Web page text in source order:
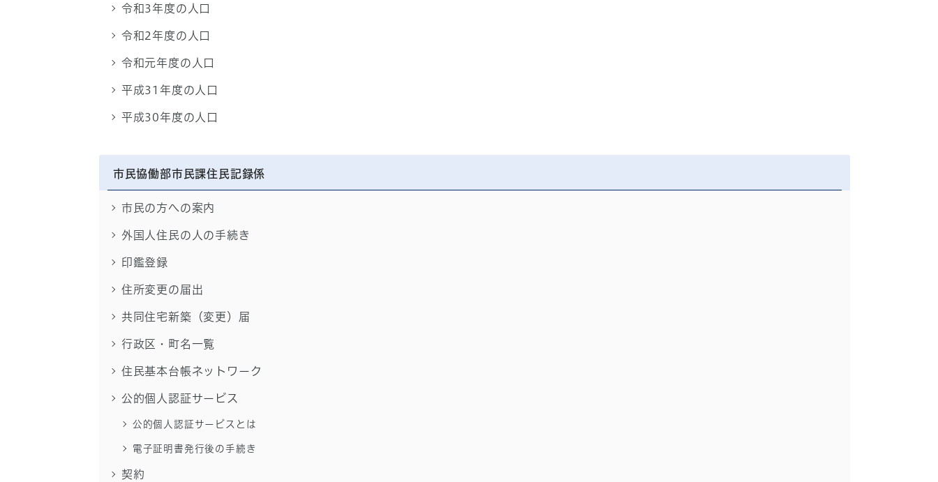
令和3年度の人口
令和2年度の人口
令和元年度の人口
平成31年度の人口
平成30年度の人口
市民協働部市民課住民記録係
市民の方への案内
外国人住民の人の手続き
印鑑登録
住所変更の届出
共同住宅新築（変更）届
行政区・町名一覧
住民基本台帳ネットワーク
公的個人認証サービス
公的個人認証サービスとは
電子証明書発行後の手続き
契約